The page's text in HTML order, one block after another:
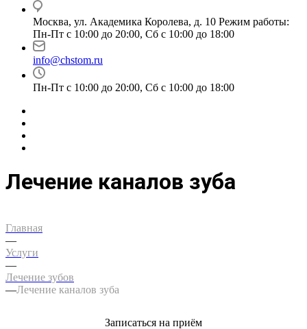
Москва, ул. Академика Королева, д. 10 Режим работы:
Пн-Пт с 10:00 до 20:00, Сб с 10:00 до 18:00
info@chstom.ru
Пн-Пт с 10:00 до 20:00, Сб с 10:00 до 18:00
Лечение каналов зуба
Главная
—
Услуги
—
Лечение зубов
—Лечение каналов зуба
Записаться на приём